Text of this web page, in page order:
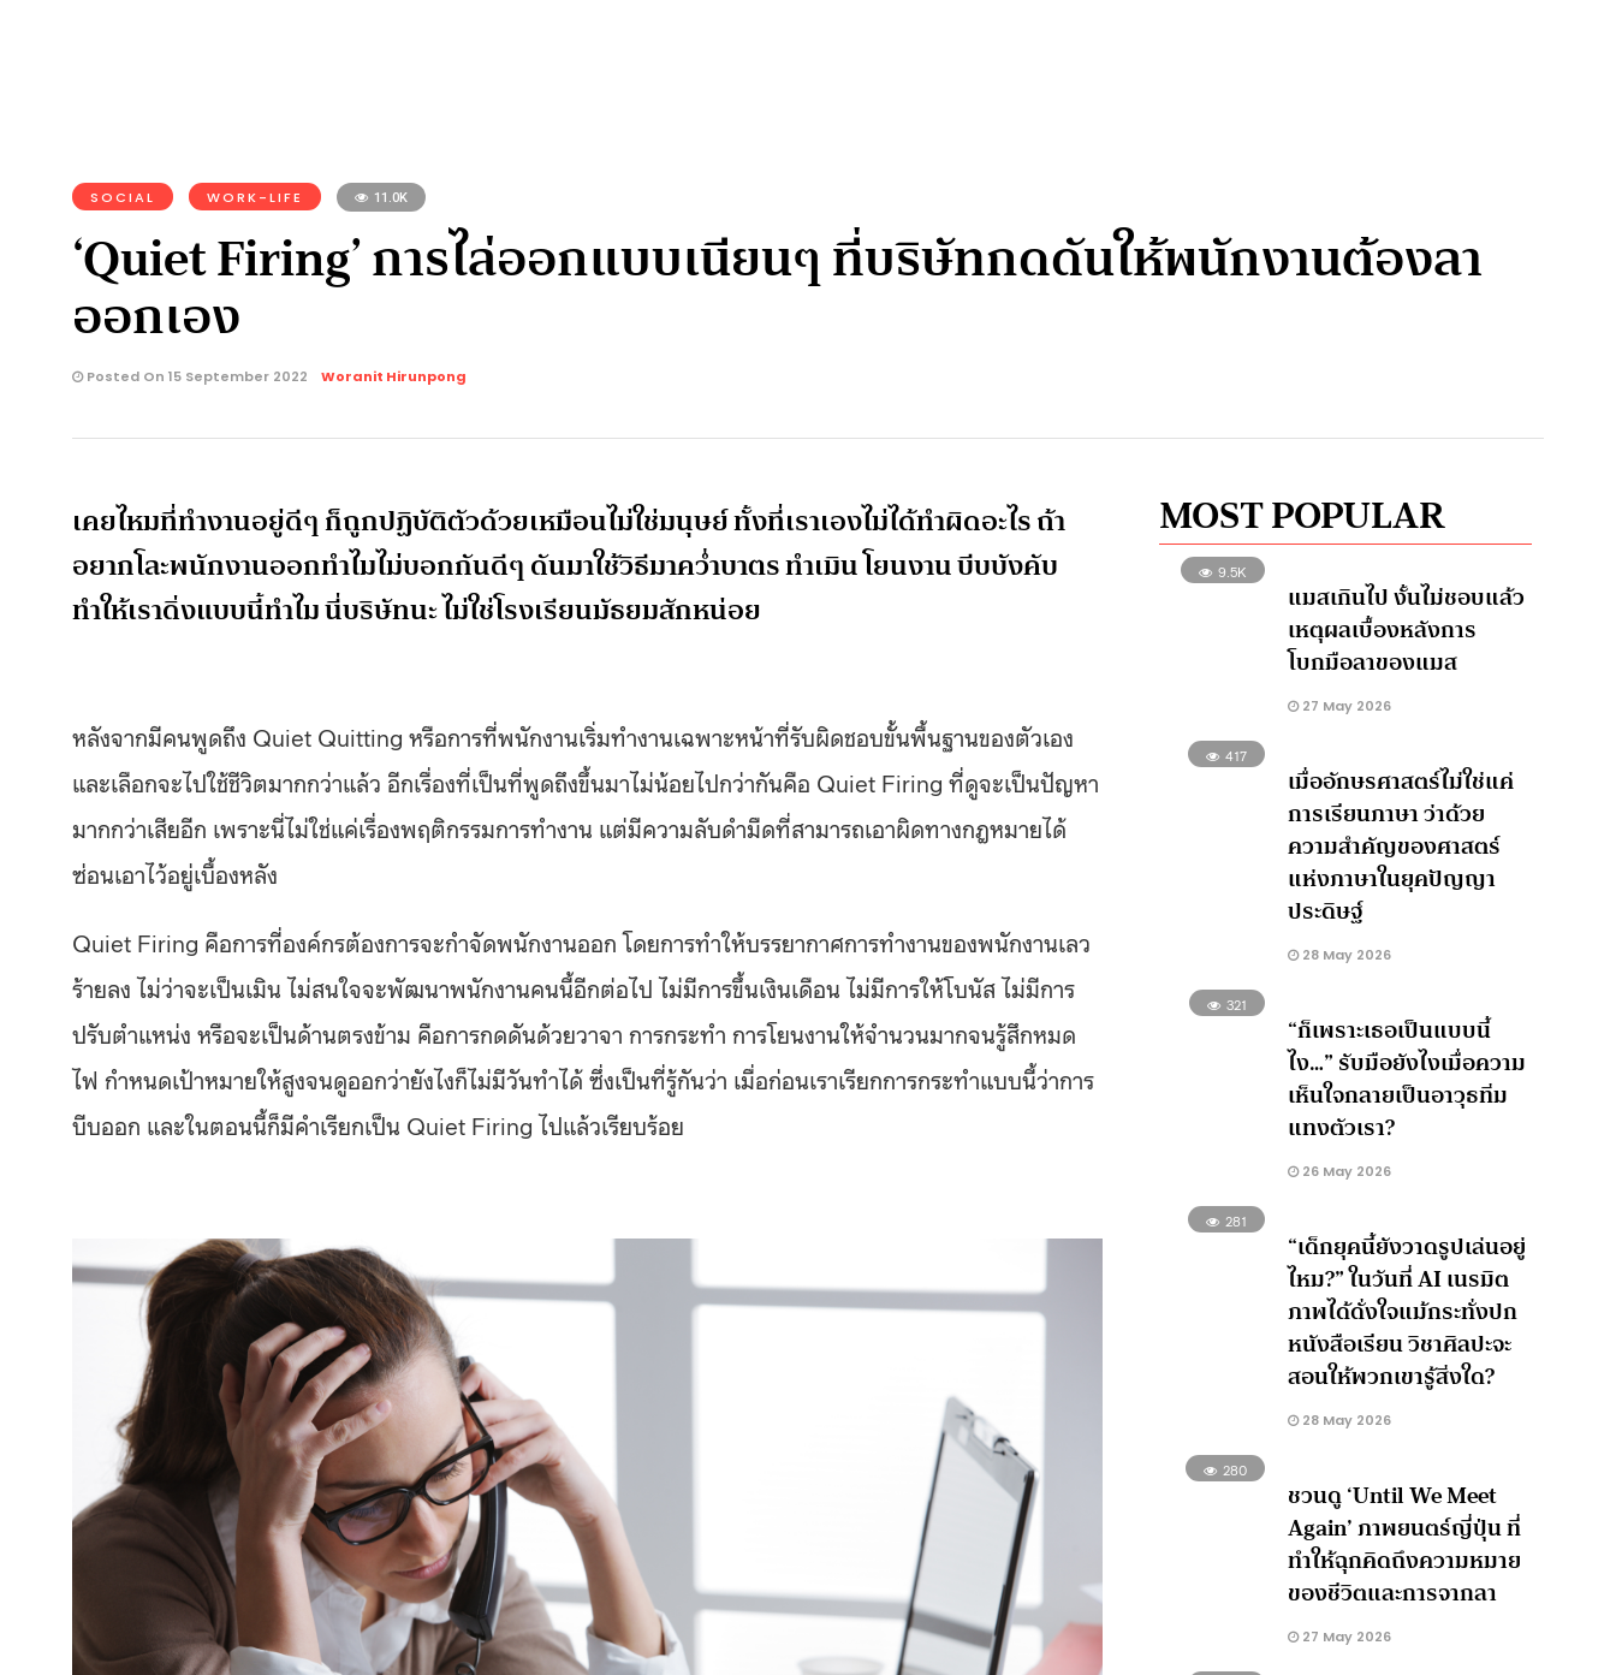
SOCIAL WORK-LIFE 11.0K
‘Quiet Firing’ การไล่ออกแบบเนียนๆ ที่บริษัทกดดันให้พนักงานต้องลา
ออกเอง
Posted On 15 September 2022 Woranit Hirunpong
เคยไหมที่ทำงานอยู่ดีๆ ก็ถูกปฏิบัติตัวด้วยเหมือนไม่ใช่มนุษย์ ทั้งที่เราเองไม่ได้ทำผิดอะไร ถ้า
อยากโละพนักงานออกทำไมไม่บอกกันดีๆ ดันมาใช้วิธีมาคว่ำบาตร ทำเมิน โยนงาน บีบบังคับ
ทำให้เราดิ่งแบบนี้ทำไม นี่บริษัทนะ ไม่ใช่โรงเรียนมัธยมสักหน่อย
หลังจากมีคนพูดถึง Quiet Quitting หรือการที่พนักงานเริ่มทำงานเฉพาะหน้าที่รับผิดชอบขั้นพื้นฐานของตัวเอง
และเลือกจะไปใช้ชีวิตมากกว่าแล้ว อีกเรื่องที่เป็นที่พูดถึงขึ้นมาไม่น้อยไปกว่ากันคือ Quiet Firing ที่ดูจะเป็นปัญหา
มากกว่าเสียอีก เพราะนี่ไม่ใช่แค่เรื่องพฤติกรรมการทำงาน แต่มีความลับดำมืดที่สามารถเอาผิดทางกฎหมายได้
ซ่อนเอาไว้อยู่เบื้องหลัง
Quiet Firing คือการที่องค์กรต้องการจะกำจัดพนักงานออก โดยการทำให้บรรยากาศการทำงานของพนักงานเลว
ร้ายลง ไม่ว่าจะเป็นเมิน ไม่สนใจจะพัฒนาพนักงานคนนี้อีกต่อไป ไม่มีการขึ้นเงินเดือน ไม่มีการให้โบนัส ไม่มีการ
ปรับตำแหน่ง หรือจะเป็นด้านตรงข้าม คือการกดดันด้วยวาจา การกระทำ การโยนงานให้จำนวนมากจนรู้สึกหมด
ไฟ กำหนดเป้าหมายให้สูงจนดูออกว่ายังไงก็ไม่มีวันทำได้ ซึ่งเป็นที่รู้กันว่า เมื่อก่อนเราเรียกการกระทำแบบนี้ว่าการ
บีบออก และในตอนนี้ก็มีคำเรียกเป็น Quiet Firing ไปแล้วเรียบร้อย
MOST POPULAR
9.5K
แมสเกินไป งั้นไม่ชอบแล้ว
เหตุผลเบื้องหลังการ
โบกมือลาของแมส
27 May 2026
417
เมื่ออักษรศาสตร์ไม่ใช่แค่
การเรียนภาษา ว่าด้วย
ความสำคัญของศาสตร์
แห่งภาษาในยุคปัญญา
ประดิษฐ์
28 May 2026
321
“ก็เพราะเธอเป็นแบบนี้
ไง…” รับมือยังไงเมื่อความ
เห็นใจกลายเป็นอาวุธทิ่ม
แทงตัวเรา?
26 May 2026
281
“เด็กยุคนี้ยังวาดรูปเล่นอยู่
ไหม?” ในวันที่ AI เนรมิต
ภาพได้ดั่งใจแม้กระทั่งปก
หนังสือเรียน วิชาศิลปะจะ
สอนให้พวกเขารู้สิ่งใด?
28 May 2026
280
ชวนดู ‘Until We Meet
Again’ ภาพยนตร์ญี่ปุ่น ที่
ทำให้ฉุกคิดถึงความหมาย
ของชีวิตและการจากลา
27 May 2026